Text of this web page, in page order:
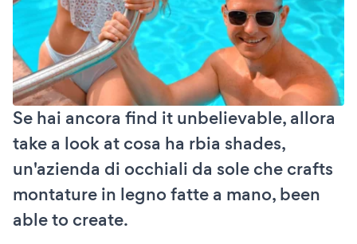
Se hai ancora find it unbelievable, allora
take a look at cosa ha rbia shades,
un'azienda di occhiali da sole che crafts
montature in legno fatte a mano, been
able to create.